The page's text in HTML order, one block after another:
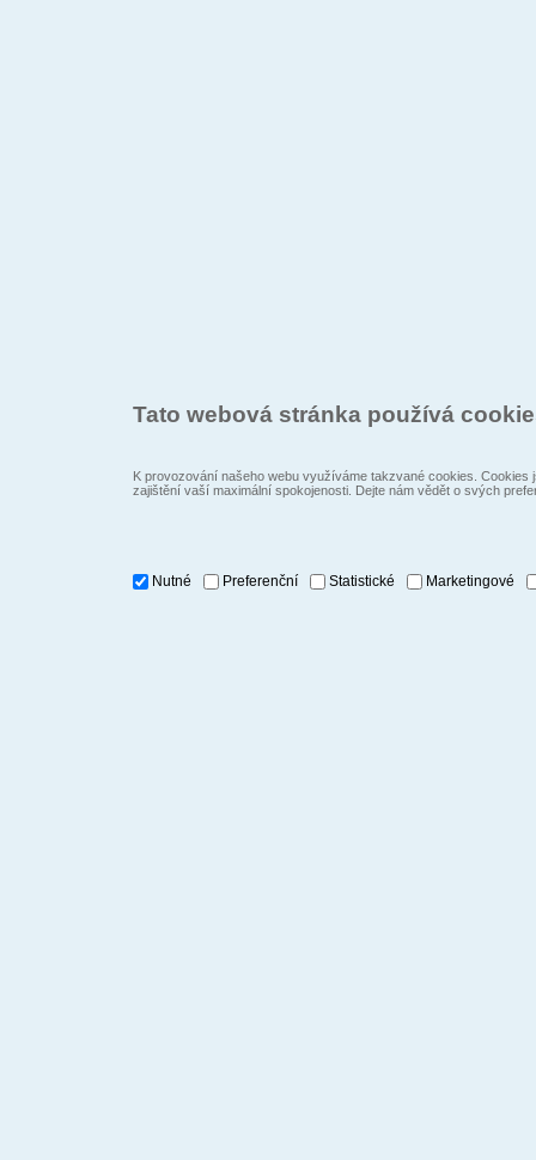
Tato webová stránka používá
K provozování našeho webu využíváme takzvané cookies.
zajištění vaší maximální spokojenosti. Dejte nám vědět o svých
Nutné Preferenční Statistické Marketingové